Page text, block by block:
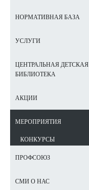
НОРМАТИВНАЯ БАЗА
УСЛУГИ
ЦЕНТРАЛЬНАЯ ДЕТСКАЯ
БИБЛИОТЕКА
АКЦИИ
МЕРОПРИЯТИЯ
КОНКУРСЫ
ПРОФСОЮЗ
СМИ О НАС